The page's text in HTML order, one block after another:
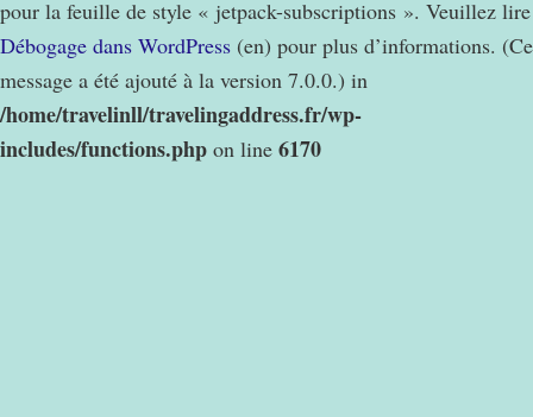
pour la feuille de style « jetpack-subscriptions ». Veuillez lire
Débogage dans WordPress (en) pour plus d’informations. (Ce
message a été ajouté à la version 7.0.0.) in
/home/travelinll/travelingaddress.fr/wp-
includes/functions.php on line 6170